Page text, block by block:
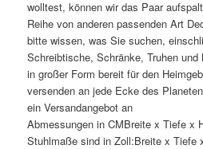
wolltest, können wir das Paar
Reihe von anderen passenden Art
bitte wissen, was Sie suchen,
Schreibtische, Schränke, Truhen
in großer Form bereit für den
versenden an jede Ecke des
ein Versandangebot an
Abmessungen in CMBreite x Tiefe x
Stuhlmaße sind in Zoll:Breite x Tiefe